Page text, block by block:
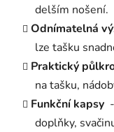
delším nošení.
Odnímatelná
lze tašku
Praktický
na tašku,
Funkční kapsy
doplňky,